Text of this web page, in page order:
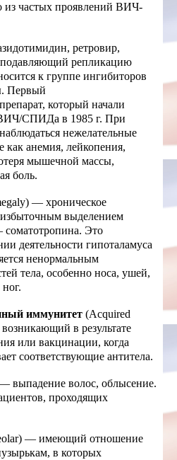
частых проявлений ВИЧ-
ретровир,
репликацию
к группе ингибиторов
Первый
который начали
СПИДа в 1985 г. При
нежелательные
как анемия, лейкопения,
мышечной массы,
боль.
— хроническое
избыточным выделением
соматотропина. Это
деятельности гипоталамуса
ненормальным
тела, особенно носа, ушей,
иммунитет (Acquired
в результате
или вакцинации, когда
соответствующие антитела.
выпадение волос, облысение.
проходящих
— имеющий отношение
в которых